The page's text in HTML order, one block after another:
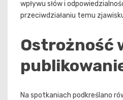
wpływu słów i
przeciwdziałaniu temu
Ostrożność
Na spotkaniach podkreślano